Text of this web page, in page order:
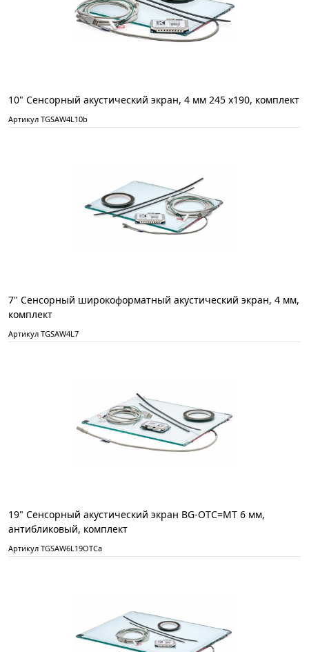
10" Сенсорный акустический экран, 4 мм 245 x190, комплект
Артикул TGSAW4L10b
7" Сенсорный широкоформатный акустический экран, 4 мм,
комплект
Артикул TGSAW4L7
19" Сенсорный акустический экран BG-OTC=MT 6 мм,
антибликовый, комплект
Артикул TGSAW6L19OTCa